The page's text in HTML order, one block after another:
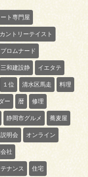
ト専門屋
ントリーテイスト
プロムナード
三和建設静 イエタテ
１位 清水区馬走 料理
ー 暦 修理
静岡市グルメ 蕎麦屋
説明会 オンライン
社
ナンス 住宅